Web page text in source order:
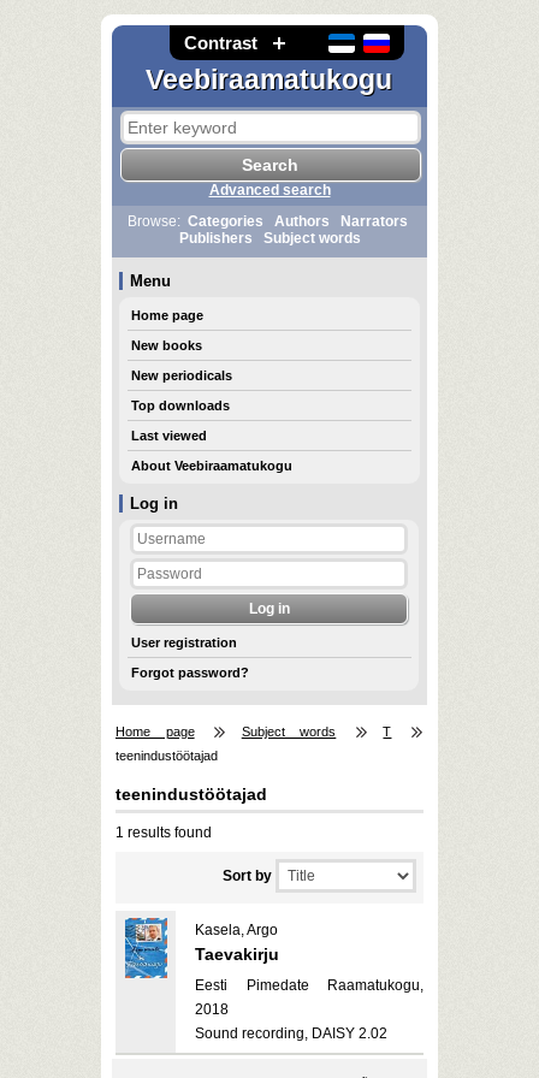
Contrast
Veebiraamatukogu
Log in
User registration
Forgot password?
Advanced search
Browse: Categories Authors
Narrators
Publishers
Subject words
Menu
Home page
New books
New periodicals
Top downloads
Last viewed
About Veebiraamatukogu
Home page Subject words
T
teenindustöötajad
teenindustöötajad
1 results found
Sort by
Kasela, Argo
Taevakirju
Eesti Pimedate Raamatukogu,
2018
Sound recording, DAISY 2.02